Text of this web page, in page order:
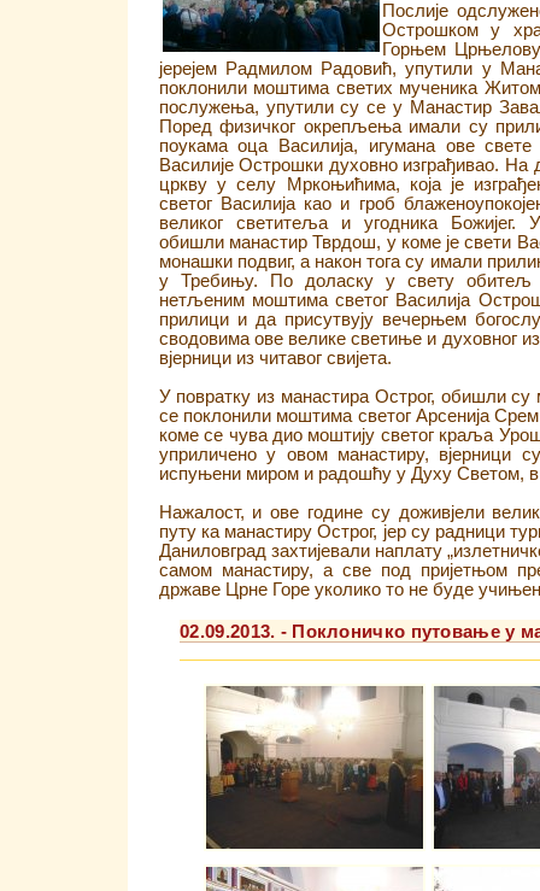
Послије
Острошком у
Горњем
јерејем Радмилом Радовић, упутили у
поклонили моштима светих мученика
послужења, упутили су се у Манастир
Поред физичког окрепљења имали су
поукама оца Василија, игумана ове
Василије Острошки духовно изграђивао.
цркву у селу Мркоњићима, која је
светог Василија као и гроб
великог светитеља и угодника
обишли манастир Тврдош, у коме је свети
монашки подвиг, а након тога су имали
у Требињу. По доласку у свету обитељ
нетљеним моштима светог Василија
прилици и да присутвују вечерњем
сводовима ове велике светиње и духовног
вјерници из читавог свијета.
У повратку из манастира Острог, обишли су
се поклонили моштима светог Арсенија
коме се чува дио моштију светог краља
уприличено у овом манастиру, вјерници
испуњени миром и радошћу у Духу Светом,
Нажалост, и ове године су доживјели
путу ка манастиру Острог, јер су радници
Даниловград захтијевали наплату
самом манастиру, а све под пријетњом
државе Црне Горе уколико то не буде
02.09.2013. - Поклоничко путовање у